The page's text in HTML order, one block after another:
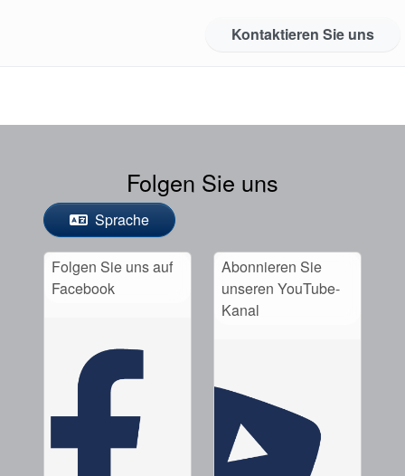
Kontaktieren Sie uns
Folgen Sie uns
Sprache
Folgen Sie uns auf
Facebook
Abonnieren Sie
unseren YouTube-
Kanal